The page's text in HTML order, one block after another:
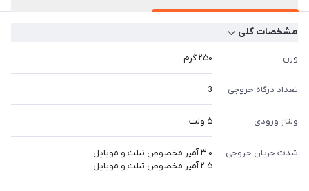
مشخصات کلی
وزن ۲۵۰ گرم
تعداد درگاه خروجی 3
ولتاژ ورودی ۵ ولت
شدت جریان خروجی
۳.۰ آمپر مخصوص تبلت و موبایل
۲.۵ آمپر مخصوص تبلت و موبایل